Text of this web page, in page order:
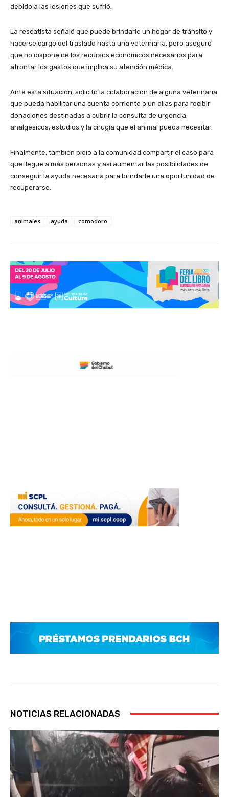
debido a las lesiones que sufrió.
La rescatista señaló que puede brindarle un hogar de tránsito y
hacerse cargo del traslado hasta una veterinaria, pero aseguró
que no dispone de los recursos económicos necesarios para
afrontar los gastos que implica su atención médica.
Ante esta situación, solicitó la colaboración de alguna veterinaria
que pueda habilitar una cuenta corriente o un alias para recibir
donaciones destinadas a cubrir la consulta de urgencia,
analgésicos, estudios y la cirugía que el animal pueda necesitar.
Finalmente, también pidió a la comunidad compartir el caso para
que llegue a más personas y así aumentar las posibilidades de
conseguir la ayuda necesaria para brindarle una oportunidad de
recuperarse.
animales ayuda comodoro
NOTICIAS RELACIONADAS